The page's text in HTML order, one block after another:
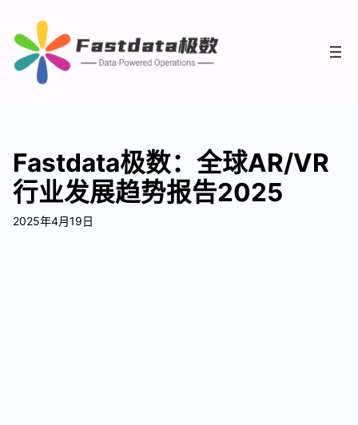
Fastdata极数：全球AR/VR
行业发展趋势报告2025
2025年4月19日